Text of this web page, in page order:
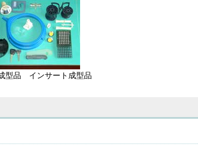
型品 インサート成型品